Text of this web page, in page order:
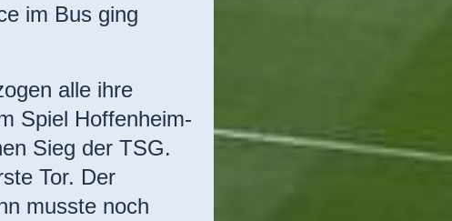
im Bus ging
alle ihre
Spiel Hoffenheim-
Sieg der TSG.
Tor. Der
musste noch